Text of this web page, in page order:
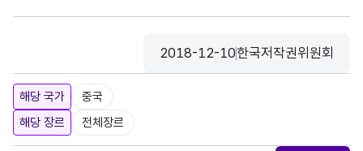
등록일
2018-12-10
수집기관
한국저작권위원회
해당 국가
중국
해당 장르
전체장르